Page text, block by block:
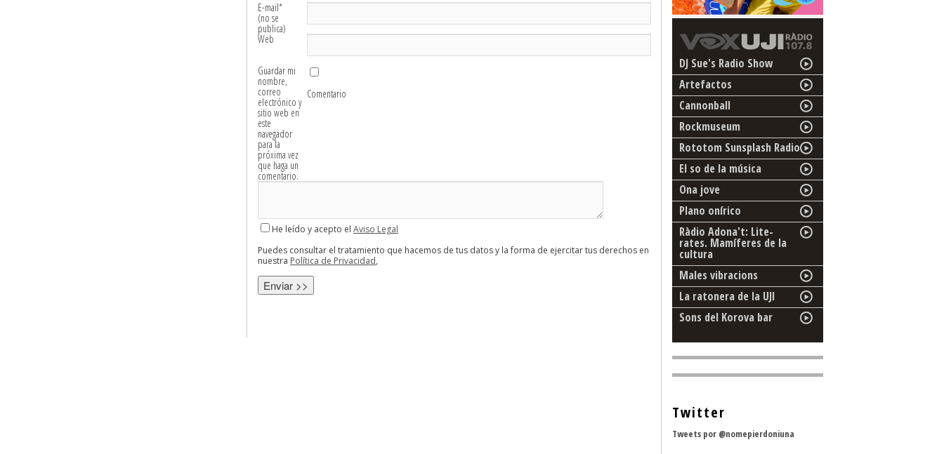
E-mail*
(no se
publica)
Web
Guardar mi
nombre,
correo
electrónico y
sitio web en
este
navegador
para la
próxima vez
que haga un
comentario.
Comentario
He leído y acepto el Aviso Legal
Puedes consultar el tratamiento que hacemos de tus datos y la forma de ejercitar tus derechos en
nuestra Política de Privacidad,
DJ Sue's Radio Show
Artefactos
Cannonball
Rockmuseum
Rototom Sunsplash Radio
El so de la música
Ona jove
Plano onírico
Ràdio Adona't: Lite-
rates. Mamíferes de la
cultura
Males vibracions
La ratonera de la UJI
Sons del Korova bar
Twitter
Tweets por @nomepierdoniuna